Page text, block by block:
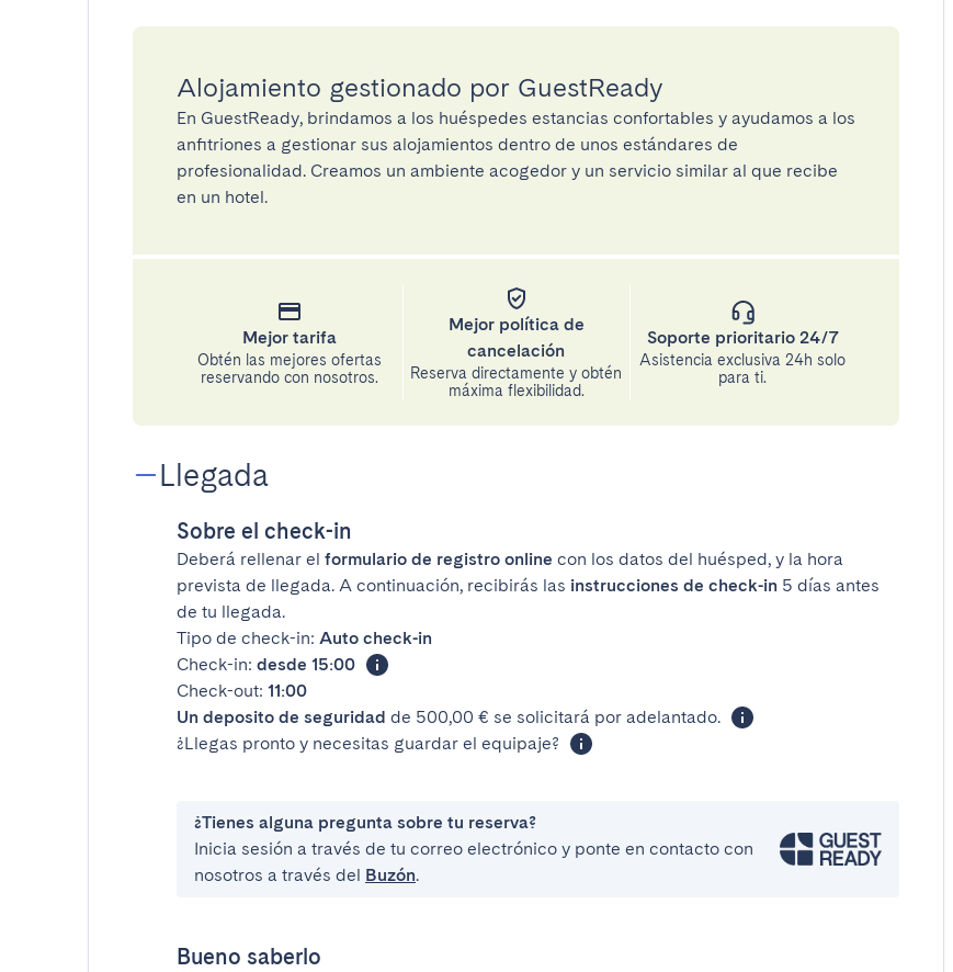
Alojamiento gestionado por GuestReady
En GuestReady, brindamos a los huéspedes estancias confortables y ayudamos a los
anfitriones a gestionar sus alojamientos dentro de unos estándares de
profesionalidad. Creamos un ambiente acogedor y un servicio similar al que recibe
en un hotel.
Mejor tarifa
Obtén las mejores ofertas
reservando con nosotros.
Mejor política de
cancelación
Reserva directamente y obtén
máxima flexibilidad.
Soporte prioritario 24/7
Asistencia exclusiva 24h solo
para ti.
Llegada
Sobre el check-in
Deberá rellenar el formulario de registro online con los datos del huésped, y la hora
prevista de llegada. A continuación, recibirás las instrucciones de check-in 5 días antes
de tu llegada.
Tipo de check-in: Auto check-in
Check-in: desde 15:00
Check-out: 11:00
Un deposito de seguridad de 500,00 € se solicitará por adelantado.
¿Llegas pronto y necesitas guardar el equipaje?
¿Tienes alguna pregunta sobre tu reserva?
Inicia sesión a través de tu correo electrónico y ponte en contacto con
nosotros a través del Buzón.
Bueno saberlo